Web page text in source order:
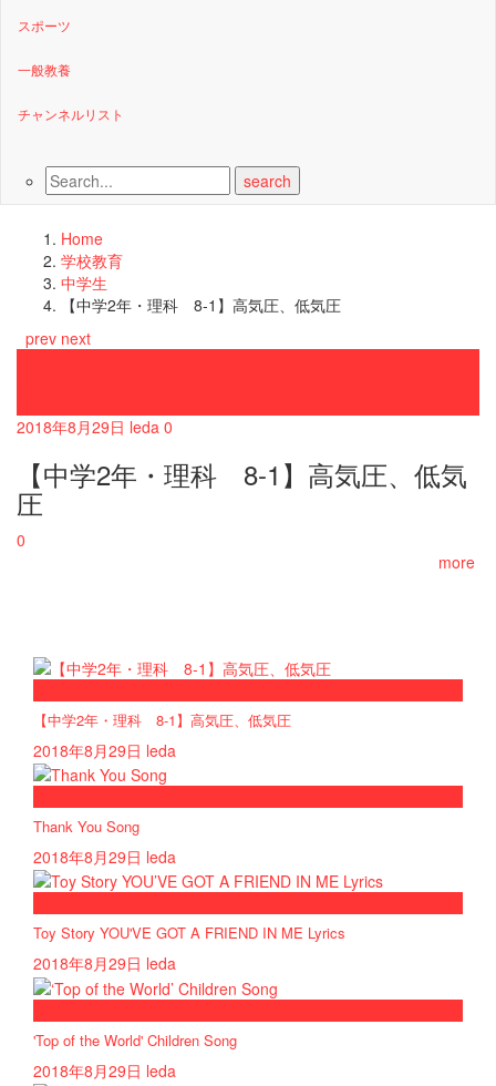
スポーツ
一般教養
チャンネルリスト
Home
学校教育
中学生
【中学2年・理科 8-1】高気圧、低気圧
prev next
2018年8月29日 leda 0
【中学2年・理科 8-1】高気圧、低気
圧
0
more
【中学2年・理科 8-1】高気圧、低気圧
2018年8月29日 leda
Thank You Song
2018年8月29日 leda
Toy Story YOU'VE GOT A FRIEND IN ME Lyrics
2018年8月29日 leda
'Top of the World' Children Song
2018年8月29日 leda